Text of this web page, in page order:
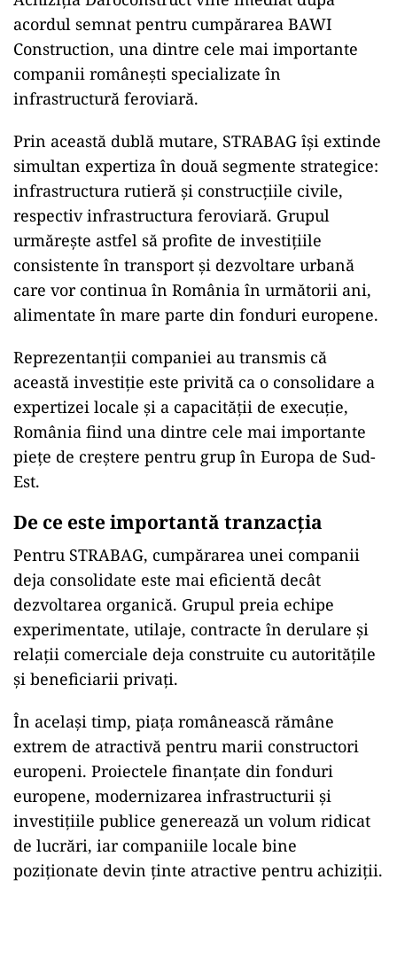
acordul semnat pentru cumpărarea BAWI
Construction, una dintre cele mai importante
companii românești specializate în
infrastructură feroviară.
Prin această dublă mutare, STRABAG își extinde
simultan expertiza în două segmente strategice:
infrastructura rutieră și construcțiile civile,
respectiv infrastructura feroviară. Grupul
urmărește astfel să profite de investițiile
consistente în transport și dezvoltare urbană
care vor continua în România în următorii ani,
alimentate în mare parte din fonduri europene.
Reprezentanții companiei au transmis că
această investiție este privită ca o consolidare a
expertizei locale și a capacității de execuție,
România fiind una dintre cele mai importante
piețe de creștere pentru grup în Europa de Sud-
Est.
De ce este importantă tranzacția
Pentru STRABAG, cumpărarea unei companii
deja consolidate este mai eficientă decât
dezvoltarea organică. Grupul preia echipe
experimentate, utilaje, contracte în derulare și
relații comerciale deja construite cu autoritățile
și beneficiarii privați.
În același timp, piața românească rămâne
extrem de atractivă pentru marii constructori
europeni. Proiectele finanțate din fonduri
europene, modernizarea infrastructurii și
investițiile publice generează un volum ridicat
de lucrări, iar companiile locale bine
poziționate devin ținte atractive pentru achiziții.